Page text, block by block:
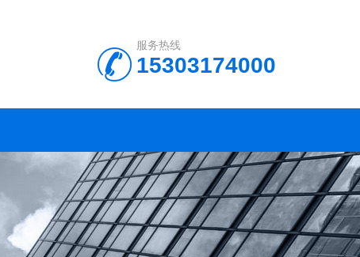
服务热线
15303174000